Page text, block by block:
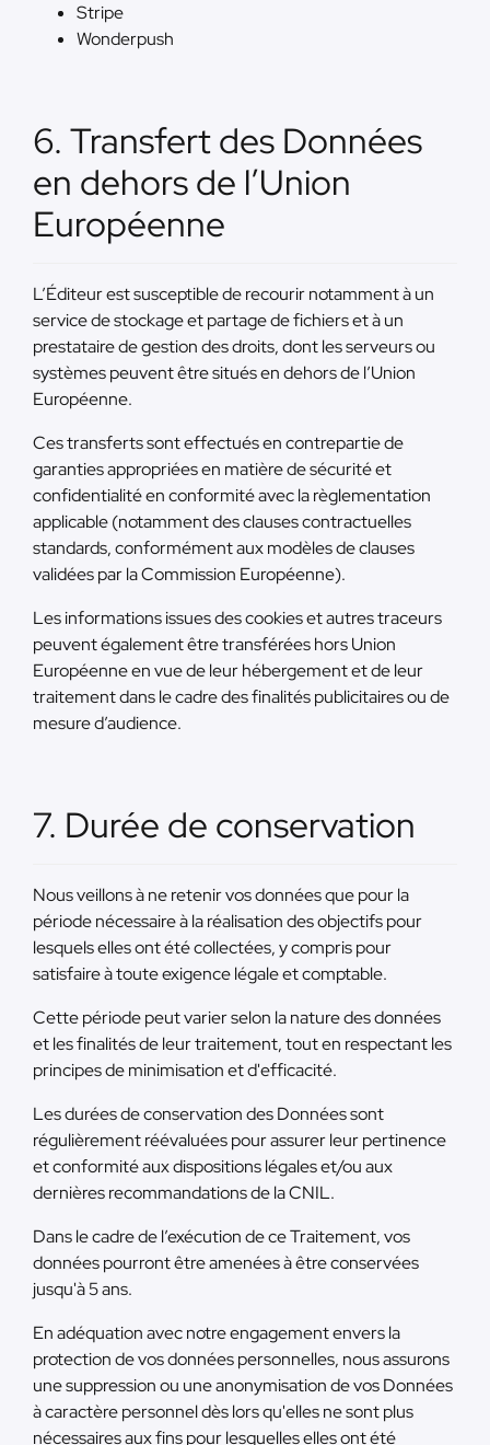
Stripe
Wonderpush
6. Transfert des Données
en dehors de l’Union
Européenne
L’Éditeur est susceptible de recourir notamment à un
service de stockage et partage de fichiers et à un
prestataire de gestion des droits, dont les serveurs ou
systèmes peuvent être situés en dehors de l’Union
Européenne.
Ces transferts sont effectués en contrepartie de
garanties appropriées en matière de sécurité et
confidentialité en conformité avec la règlementation
applicable (notamment des clauses contractuelles
standards, conformément aux modèles de clauses
validées par la Commission Européenne).
Les informations issues des cookies et autres traceurs
peuvent également être transférées hors Union
Européenne en vue de leur hébergement et de leur
traitement dans le cadre des finalités publicitaires ou de
mesure d’audience.
7. Durée de conservation
Nous veillons à ne retenir vos données que pour la
période nécessaire à la réalisation des objectifs pour
lesquels elles ont été collectées, y compris pour
satisfaire à toute exigence légale et comptable.
Cette période peut varier selon la nature des données
et les finalités de leur traitement, tout en respectant les
principes de minimisation et d'efficacité.
Les durées de conservation des Données sont
régulièrement réévaluées pour assurer leur pertinence
et conformité aux dispositions légales et/ou aux
dernières recommandations de la CNIL.
Dans le cadre de l’exécution de ce Traitement, vos
données pourront être amenées à être conservées
jusqu'à 5 ans.
En adéquation avec notre engagement envers la
protection de vos données personnelles, nous assurons
une suppression ou une anonymisation de vos Données
à caractère personnel dès lors qu'elles ne sont plus
nécessaires aux fins pour lesquelles elles ont été